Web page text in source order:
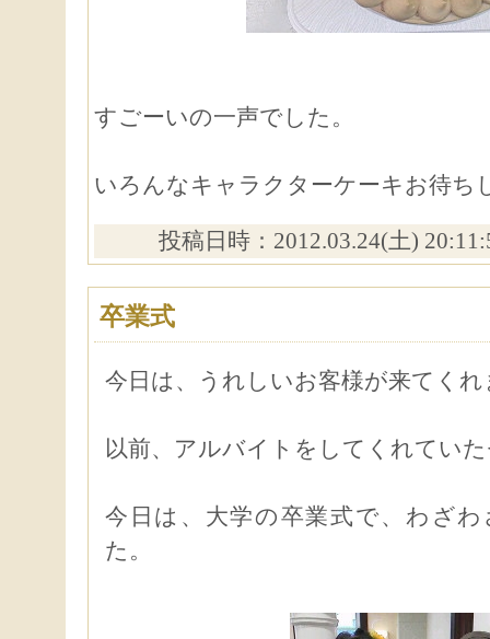
すごーいの一声でした。
いろんなキャラクターケーキお待ち
投稿日時：2012.03.24(土)
卒業式
今日は、うれしいお客様が来てく
以前、アルバイトをしてくれてい
今日は、大学の卒業式で、わざ
た。